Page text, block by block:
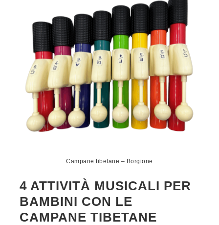
Campane tibetane – Borgione
4 ATTIVITÀ MUSICALI PER
BAMBINI CON LE
CAMPANE TIBETANE